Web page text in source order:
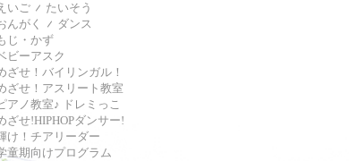
いご
たいそう
んがく
ダンス
じ・かず
ビーアスク
ざせ！バイリンガル！
ざせ！アスリート教室
アノ教室♪ ドレミっこ
ざせ!HIPHOPダンサー!
け！チアリーダー
童期向けプログラム